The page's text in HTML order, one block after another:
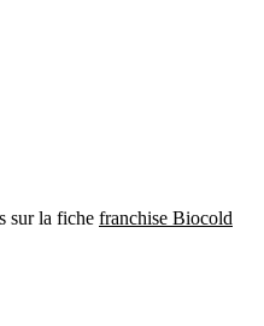
sur la fiche franchise Biocold